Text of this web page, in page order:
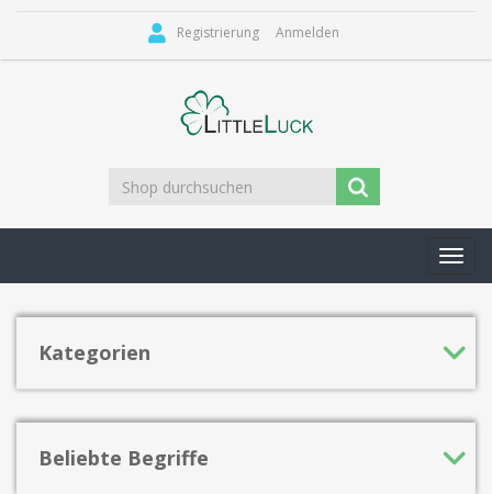
Registrierung Anmelden
Kategorien
Beliebte Begriffe